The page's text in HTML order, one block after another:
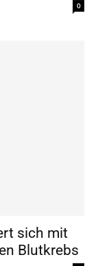
0
sich mit
Blutkrebs